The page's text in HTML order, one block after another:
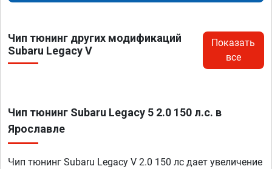
Чип тюнинг других модификаций
Subaru Legacy V
Показать
все
Чип тюнинг Subaru Legacy 5 2.0 150 л.с. в
Ярославле
Чип тюнинг Subaru Legacy V 2.0 150 лс дает увеличение